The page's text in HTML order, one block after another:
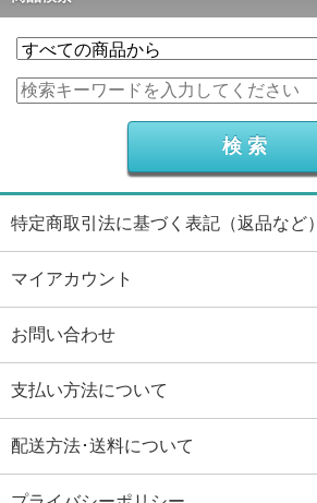
特定商取引法に基づく表記（返品など）
マイアカウント
お問い合わせ
支払い方法について
配送方法･送料について